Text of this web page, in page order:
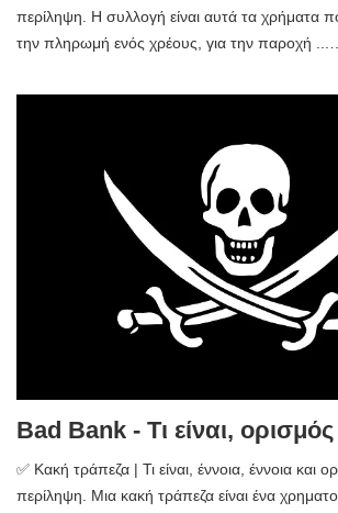
περίληψη. Η συλλογή είναι αυτά τα χρήματα
την πληρωμή ενός χρέους, για την παροχή ...…
Bad Bank - Τι είναι, ορισμός
✅ Κακή τράπεζα | Τι είναι, έννοια, έννοια και
περίληψη. Μια κακή τράπεζα είναι ένα